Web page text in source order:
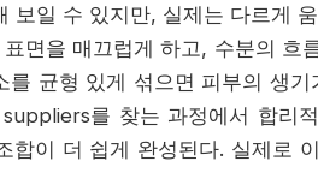
보일 수 있지만, 실제는 다르게
면을 매끄럽게 하고, 수분의 흐
균형 있게 섞으면 피부의 생기
를 찾는 과정에서 합리
합이 더 쉽게 완성된다. 실제로